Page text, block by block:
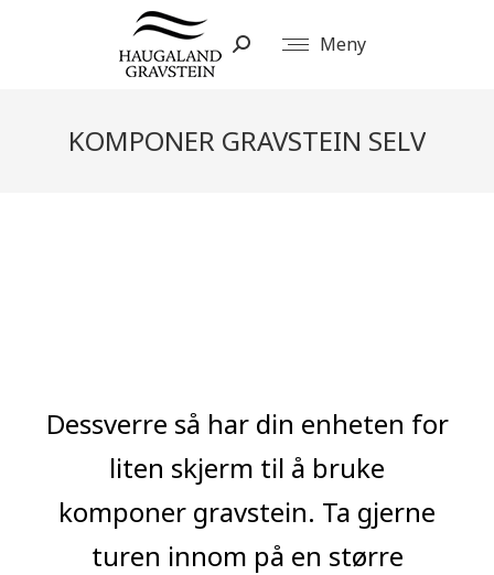
Meny
Search:
KOMPONER GRAVSTEIN SELV
Dessverre så har din enheten for
liten skjerm til å bruke
komponer gravstein. Ta gjerne
turen innom på en større